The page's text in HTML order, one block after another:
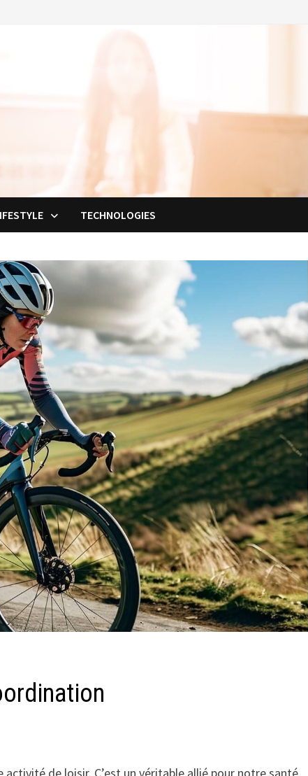
TECHNOLOGIES
de loisir. C’est un véritable allié pour notre santé